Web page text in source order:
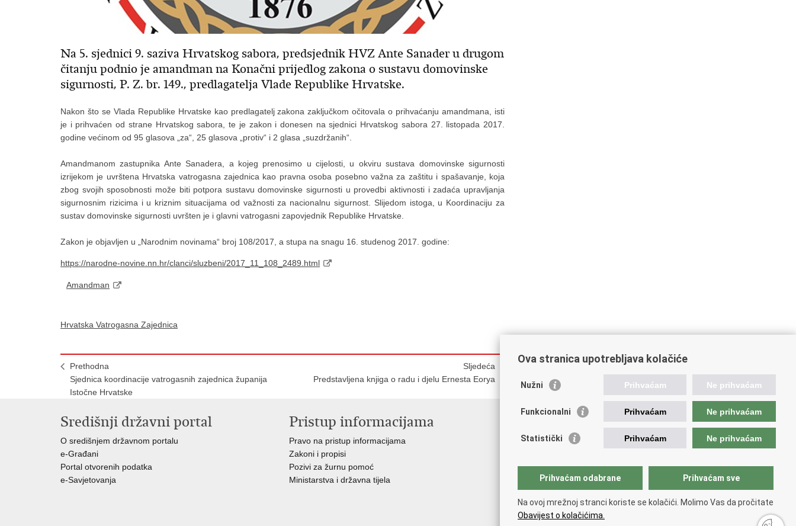
Na 5. sjednici 9. saziva Hrvatskog sabora, predsjednik HVZ Ante Sanader u drugom
čitanju podnio je amandman na Konačni prijedlog zakona o sustavu domovinske
sigurnosti, P. Z. br. 149., predlagatelja Vlade Republike Hrvatske.
Nakon što se Vlada Republike Hrvatske kao predlagatelj zakona zaključkom očitovala o prihvaćanju amandmana, isti
je i prihvaćen od strane Hrvatskog sabora, te je zakon i donesen na sjednici Hrvatskog sabora 27. listopada 2017.
godine većinom od 95 glasova „za“, 25 glasova „protiv“ i 2 glasa „suzdržanih“.
Amandmanom zastupnika Ante Sanadera, a kojeg prenosimo u cijelosti, u okviru sustava domovinske sigurnosti
izrijekom je uvrštena Hrvatska vatrogasna zajednica kao pravna osoba posebno važna za zaštitu i spašavanje, koja
zbog svojih sposobnosti može biti potpora sustavu domovinske sigurnosti u provedbi aktivnosti i zadaća upravljanja
sigurnosnim rizicima i u kriznim situacijama od važnosti za nacionalnu sigurnost. Slijedom istoga, u Koordinaciju za
sustav domovinske sigurnosti uvršten je i glavni vatrogasni zapovjednik Republike Hrvatske.
Zakon je objavljen u „Narodnim novinama“ broj 108/2017, a stupa na snagu 16. studenog 2017. godine:
https://narodne-novine.nn.hr/clanci/sluzbeni/2017_11_108_2489.html
Amandman
Hrvatska Vatrogasna Zajednica
Prethodna
Sjednica koordinacije vatrogasnih zajednica županija
Istočne Hrvatske
Sljedeća
Predstavljena knjiga o radu i djelu Ernesta Eorya
Središnji državni portal
O središnjem državnom portalu
e-Građani
Portal otvorenih podatka
e-Savjetovanja
Pristup informacijama
Pravo na pristup informacijama
Zakoni i propisi
Pozivi za žurnu pomoć
Ministarstva i državna tijela
Važne poveznice
Vlada RH
Muzej hrvatskog vatrogastva
The Federation of EUropean Fire Officers FEU
Intranet (samo za službenike HVZ)
Ova stranica upotrebljava kolačiće
Nužni Prihvaćam Ne prihvaćam
Funkcionalni Prihvaćam Ne prihvaćam
Statistički Prihvaćam Ne prihvaćam
Prihvaćam odabrane Prihvaćam sve
Na ovoj mrežnoj stranci koriste se kolačići. Molimo Vas da pročitate
Obavijest o kolačićima.